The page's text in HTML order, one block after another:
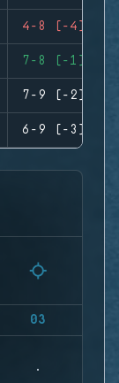
4-8 (-4)
7-8 (-1)
7-9 (-2)
6-9 (-3)
03